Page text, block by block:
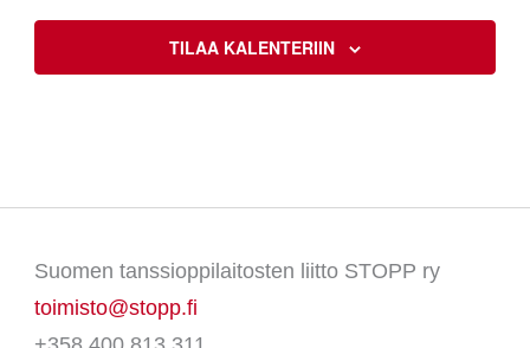
TILAA KALENTERIIN
Suomen tanssioppilaitosten liitto STOPP ry
toimisto@stopp.fi